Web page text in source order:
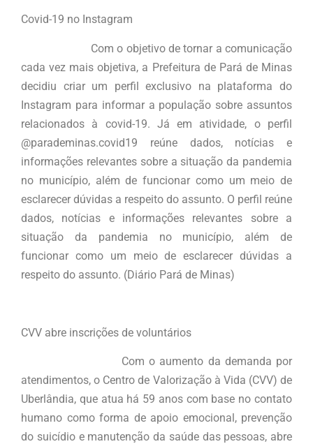
Covid-19 no Instagram
Com o objetivo de tornar a comunicação
cada vez mais objetiva, a Prefeitura de Pará de Minas
decidiu criar um perfil exclusivo na plataforma do
Instagram para informar a população sobre assuntos
relacionados à covid-19. Já em atividade, o perfil
@parademinas.covid19 reúne dados, notícias e
informações relevantes sobre a situação da pandemia
no município, além de funcionar como um meio de
esclarecer dúvidas a respeito do assunto. O perfil reúne
dados, notícias e informações relevantes sobre a
situação da pandemia no município, além de
funcionar como um meio de esclarecer dúvidas a
respeito do assunto. (Diário Pará de Minas)
CVV abre inscrições de voluntários
Com o aumento da demanda por
atendimentos, o Centro de Valorização à Vida (CVV) de
Uberlândia, que atua há 59 anos com base no contato
humano como forma de apoio emocional, prevenção
do suicídio e manutenção da saúde das pessoas, abre